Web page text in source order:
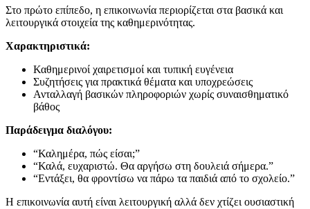
Στο πρώτο επίπεδο, η επικοινωνία περιορίζεται στα βασικά και
λειτουργικά στοιχεία της καθημερινότητας.
Χαρακτηριστικά:
Καθημερινοί χαιρετισμοί και τυπική ευγένεια
Συζητήσεις για πρακτικά θέματα και υποχρεώσεις
Ανταλλαγή βασικών πληροφοριών χωρίς συναισθηματικό
βάθος
Παράδειγμα διαλόγου:
“Καλημέρα, πώς είσαι;”
“Καλά, ευχαριστώ. Θα αργήσω στη δουλειά σήμερα.”
“Εντάξει, θα φροντίσω να πάρω τα παιδιά από το σχολείο.”
Η επικοινωνία αυτή είναι λειτουργική αλλά δεν χτίζει ουσιαστική